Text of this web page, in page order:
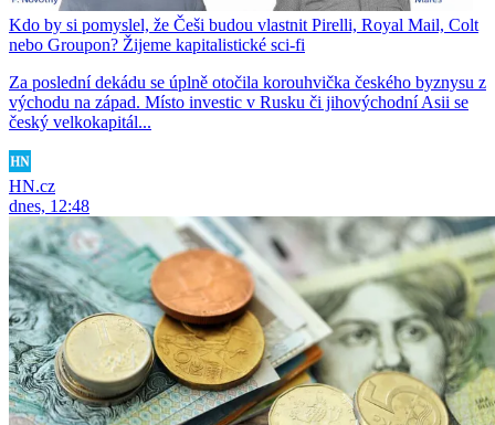
Kdo by si pomyslel, že Češi budou vlastnit Pirelli, Royal Mail, Colt
nebo Groupon? Žijeme kapitalistické sci-fi
Za poslední dekádu se úplně otočila korouhvička českého byznysu z
východu na západ. Místo investic v Rusku či jihovýchodní Asii se
český velkokapitál...
HN.cz
dnes, 12:48